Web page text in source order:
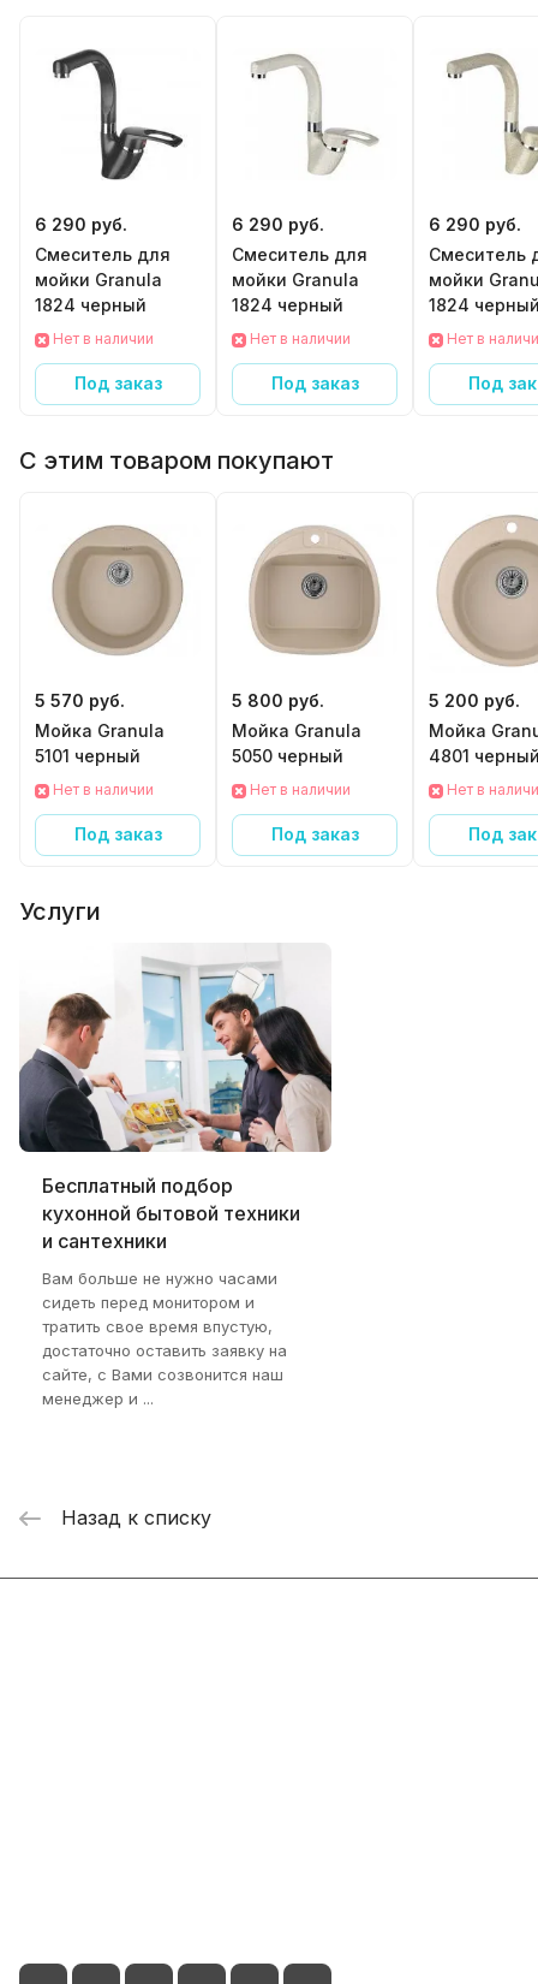
6 290 руб.
Смеситель для
мойки Granula
1824 черный
Нет в наличии
Под заказ
6 290 руб.
Смеситель для
мойки Granula
1824 черный
Нет в наличии
Под заказ
6 290 руб.
Смеситель
мойки
1824
Нет в
Под
С этим товаром покупают
5 570 руб.
Мойка Granula
5101 черный
Нет в наличии
Под заказ
5 800 руб.
Мойка Granula
5050 черный
Нет в наличии
Под заказ
5 200 руб.
Мойка
4801
Нет в
Под
Услуги
Бесплатный подбор
кухонной бытовой техники
и сантехники
Вам больше не нужно часами
сидеть перед монитором и
тратить свое время впустую,
достаточно оставить заявку на
сайте, с Вами созвонится наш
менеджер и ...
Назад к списку